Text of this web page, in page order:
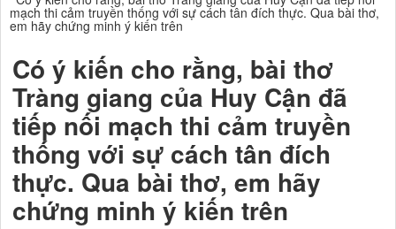
mạch thi cảm truyền thống với sự cách tân đích thực. Qua bài thơ,
em hãy chứng minh ý kiến trên
Có ý kiến cho rằng, bài thơ
Tràng giang của Huy Cận đã
tiếp nối mạch thi cảm truyền
thống với sự cách tân đích
thực. Qua bài thơ, em hãy
chứng minh ý kiến trên